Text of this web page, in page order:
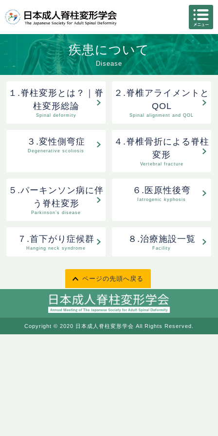
疾患について
Disease
１.脊柱変形とは？｜脊
柱変形総論
Spinal deformity
２.脊椎アライメントと
QOL
Spinal alignment and QOL
３.変性側弯症
Degenerative scoliosis
４.脊椎骨折による脊柱
変形
Vertebral fracture
５.パーキンソン病に伴
う脊柱変形
Parkinson’s disease
６.医原性後弯
Iatrogenic kyphosis
７.首下がり症候群
Hanging neck syndrome
８.治療施設一覧
Facility
ページの先頭へ戻る
Copyright © 2020 日本成人脊柱変形学会 All Rights Reserved.